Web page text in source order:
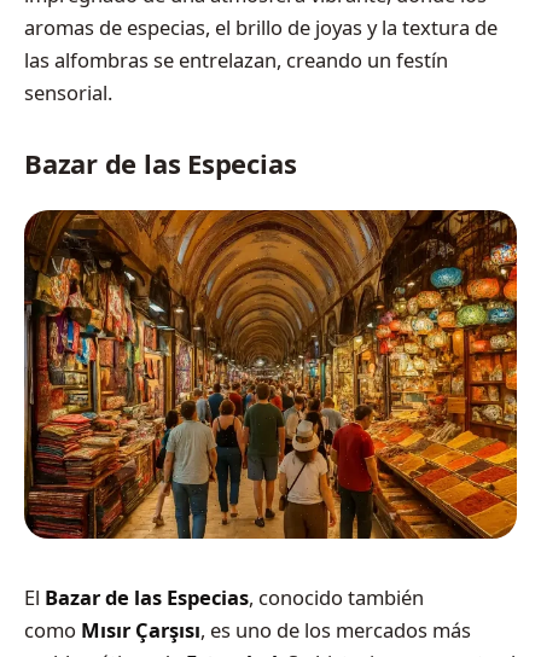
aromas de especias, el brillo de joyas y la textura de
las alfombras se entrelazan, creando un festín
sensorial.
Bazar de las Especias
El Bazar de las Especias, conocido también
como Mısır Çarşısı, es uno de los mercados más